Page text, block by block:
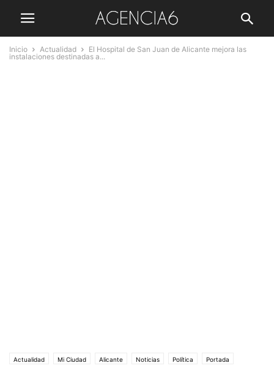
Inicio Actualidad
El Hospital de San Juan de Alicante mejora las
instalaciones destinadas a...
Actualidad Mi Ciudad Alicante Noticias Política Portada